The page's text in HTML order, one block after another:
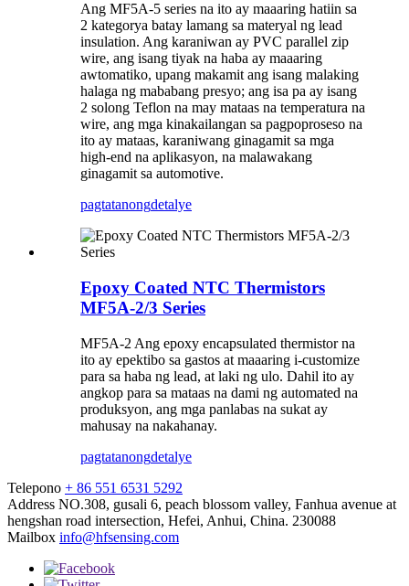
Ang MF5A-5 series na ito ay maaaring hatiin sa
2 kategorya batay lamang sa materyal ng lead
insulation. Ang karaniwan ay PVC parallel zip
wire, ang isang tiyak na haba ay maaaring
awtomatiko, upang makamit ang isang malaking
halaga ng mababang presyo; ang isa pa ay isang
2 solong Teflon na may mataas na temperatura na
wire, ang mga kinakailangan sa pagpoproseso na
ito ay mataas, karaniwang ginagamit sa mga
high-end na aplikasyon, na malawakang
ginagamit sa automotive.
pagtatanongdetalye
Epoxy Coated NTC Thermistors
MF5A-2/3 Series
MF5A-2 Ang epoxy encapsulated thermistor na
ito ay epektibo sa gastos at maaaring i-customize
para sa haba ng lead, at laki ng ulo. Dahil ito ay
angkop para sa mataas na dami ng automated na
produksyon, ang mga panlabas na sukat ay
mahusay na nakahanay.
pagtatanongdetalye
Telepono + 86 551 6531 5292
Address NO.308, gusali 6, peach blossom valley, Fanhua avenue at
hengshan road intersection, Hefei, Anhui, China. 230088
Mailbox info@hfsensing.com